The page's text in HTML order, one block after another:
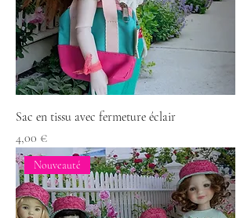
Sac en tissu avec fermeture éclair
Prix
4,00 €
Nouveauté